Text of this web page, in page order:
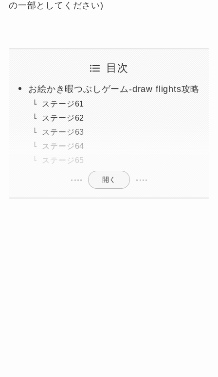
の一部としてください)
目次
お絵かき暇つぶしゲーム-draw flights攻略
ステージ61
ステージ62
ステージ63
ステージ64
ステージ65
開く